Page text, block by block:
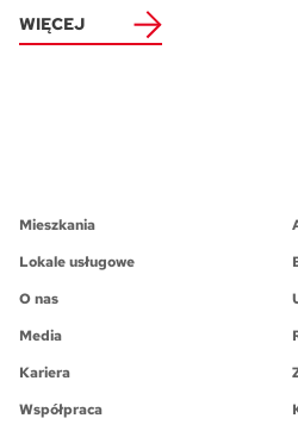
WIĘCEJ
Mieszkania
Lokale usługowe
O nas
Media
Kariera
Współpraca